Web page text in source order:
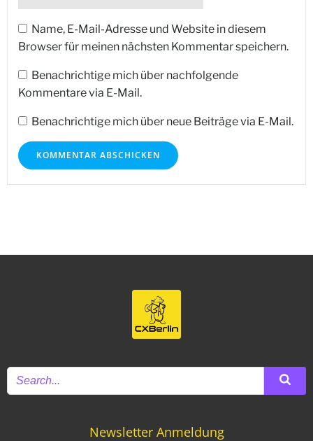
Name, E-Mail-Adresse und Website in diesem
Browser für meinen nächsten Kommentar speichern.
Benachrichtige mich über nachfolgende
Kommentare via E-Mail.
Benachrichtige mich über neue Beiträge via E-Mail.
Newsletter Anmeldung